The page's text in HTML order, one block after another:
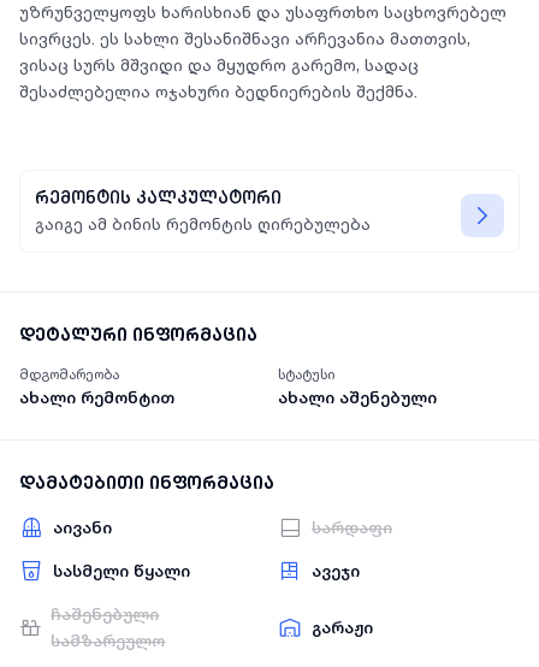
უზრუნველყოფს ხარისხიან და უსაფრთხო საცხოვრებელ
სივრცეს. ეს სახლი შესანიშნავი არჩევანია მათთვის,
ვისაც სურს მშვიდი და მყუდრო გარემო, სადაც
შესაძლებელია ოჯახური ბედნიერების შექმნა.
რემონტის კალკულატორი
გაიგე ამ ბინის რემონტის ღირებულება
დეტალური ინფორმაცია
მდგომარეობა
ახალი რემონტით
სტატუსი
ახალი აშენებული
დამატებითი ინფორმაცია
აივანი სარდაფი
სასმელი წყალი ავეჯი
ჩაშენებული
სამზარეულო
გარაჟი